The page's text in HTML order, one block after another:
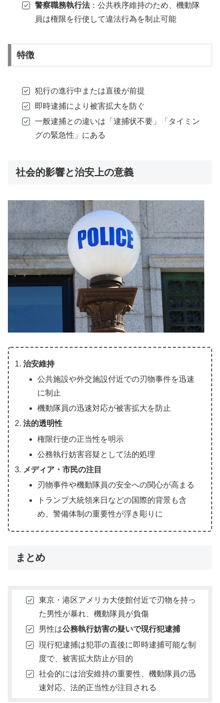
警察職務執行法：公共秩序維持のため、機動隊
員は権限を行使して違法行為を制止可能
特徴
犯行の進行中または直後が前提
即時逮捕により被害拡大を防ぐ
一般逮捕との違いは「逮捕状不要」「タイミン
グの緊急性」にある
社会的影響と治安上の意義
治安維持
公共施設や外交施設付近での刃物事件を迅速
に制止
機動隊員の迅速対応が被害拡大を防止
法的透明性
権限行使の正当性を明示
公務執行妨害容疑として法的処理
メディア・市民の注目
刃物事件や機動隊員の安全への関心が高まる
トランプ大統領来日などの国際的背景も含
め、警備体制の重要性が浮き彫りに
まとめ
東京・港区アメリカ大使館付近で刃物を持っ
た男性が暴れ、機動隊員が負傷
男性は公務執行妨害の疑いで現行犯逮捕
現行犯逮捕は犯罪の直後に即時逮捕可能な制
度で、被害拡大防止が目的
社会的には治安維持の重要性、機動隊員の迅
速対応、法的正当性が注目される